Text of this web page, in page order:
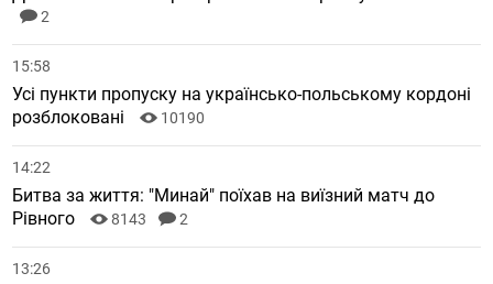
2
15:58
Усі пункти пропуску на українсько-польському кордоні
розблоковані
10190
14:22
Битва за життя: "Минай" поїхав на виїзний матч до
Рівного
8143 2
13:26